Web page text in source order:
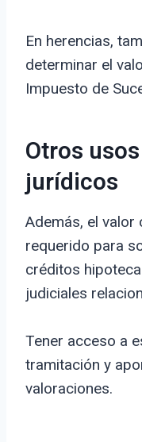
En herencias,
determinar el
Impuesto de
Otros
jurídicos
Además, el valor
requerido para
créditos
judiciales
Tener acceso a
tramitación y
valoraciones.